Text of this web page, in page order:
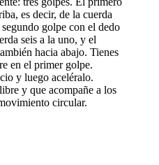
es decir, de la cuerda
golpe con el dedo
seis a la uno, y el
hacia abajo. Tienes
en el primer golpe.
y luego aceléralo.
y que acompañe a los
circular.